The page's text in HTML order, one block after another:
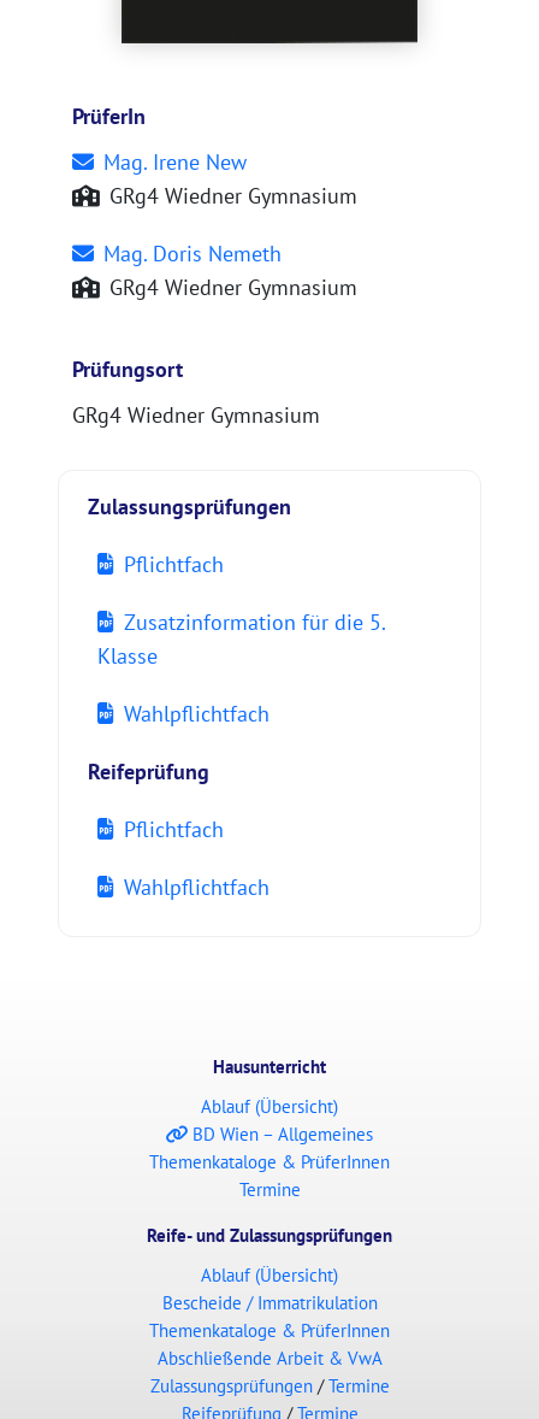
PrüferIn
Mag. Irene New
GRg4 Wiedner Gymnasium
Mag. Doris Nemeth
GRg4 Wiedner Gymnasium
Prüfungsort
GRg4 Wiedner Gymnasium
Zulassungsprüfungen
Pflichtfach
Zusatzinformation für die 5.
Klasse
Wahlpflichtfach
Reifeprüfung
Pflichtfach
Wahlpflichtfach
Hausunterricht
Ablauf (Übersicht)
BD Wien – Allgemeines
Themenkataloge & PrüferInnen
Termine
Reife- und Zulassungsprüfungen
Ablauf (Übersicht)
Bescheide / Immatrikulation
Themenkataloge & PrüferInnen
Abschließende Arbeit & VwA
Zulassungsprüfungen/Termine
Reifeprüfung /Termine